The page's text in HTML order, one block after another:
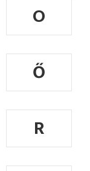
O
Ő
R